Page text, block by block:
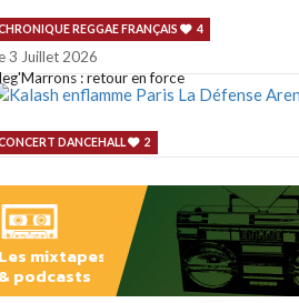
REGGAE FRANÇAIS 4
3 Juillet 2026
: retour en force
DANCEHALL 2
enflamme Paris La Défense Arena
CONCERT ROOTS
Le 29 Juin 2026
Les mixtapes
& podcasts